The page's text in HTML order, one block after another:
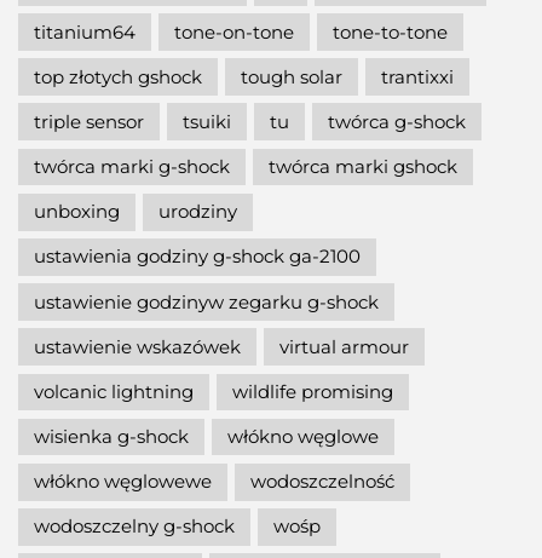
titanium64
tone-on-tone
tone-to-tone
top złotych gshock
tough solar
trantixxi
triple sensor
tsuiki tu
twórca g-shock
twórca marki g-shock
twórca marki gshock
unboxing
urodziny
ustawienia godziny g-shock ga-2100
ustawienie godzinyw zegarku g-shock
ustawienie wskazówek
virtual armour
volcanic lightning
wildlife promising
wisienka g-shock
włókno węglowe
włókno węglowewe
wodoszczelność
wodoszczelny g-shock
wośp